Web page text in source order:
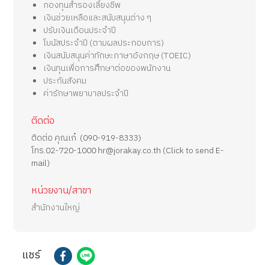
กองทุนสำรองเลี้ยงชีพ
เงินช่วยเหลือและสนับสนุนต่าง ๆ
ปรับเงินเดือนประจำปี
โบนัสประจำปี (ตามผลประกอบการ)
เงินสนับสนุนค่าทักษะภาษาอังกฤษ (TOEIC)
เงินทุนเพื่อการศึกษาต่อของพนักงาน
ประกันสังคม
ค่ารักษาพยาบาลประจำปี
ติดต่อ
ติดต่อ คุณเก๋ (090-919-8333)
โทร.02-720-1000 hr@jorakay.co.th (Clickto send E-
mail)
หน่วยงาน/สาขา
สำนักงานใหญ่
แชร์